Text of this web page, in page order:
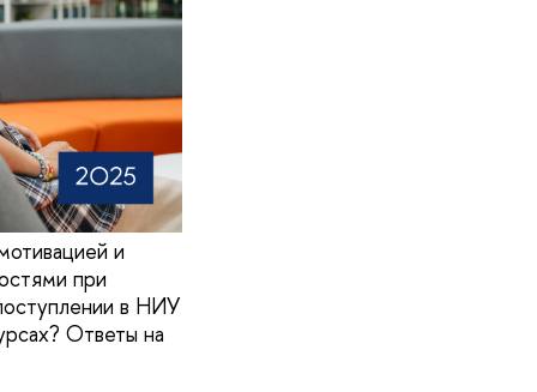
и
при
в НИУ
Ответы на